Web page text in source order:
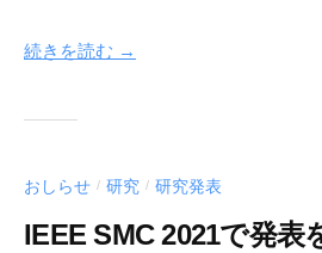
込
続きを読む →
おしらせ / 研究 / 研究発表
IEEE SMC 2021で発表